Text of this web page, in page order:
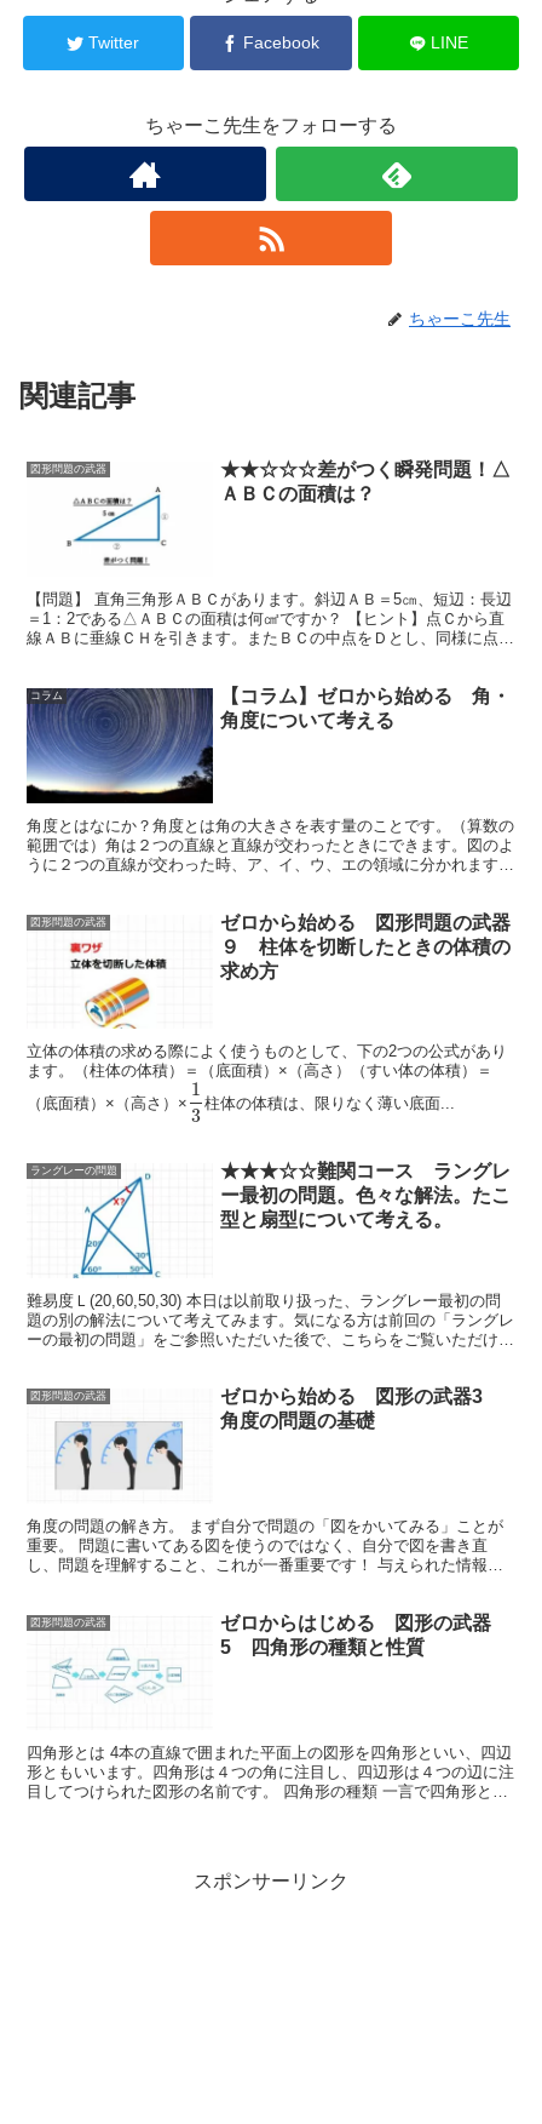
Twitter Facebook LINE
ちゃーこ先生をフォローする
ちゃーこ先生
関連記事
図形問題の武器
★★☆☆☆差がつく瞬発問題！△
ＡＢＣの面積は？
【問題】 直角三角形ＡＢＣがあります。斜辺ＡＢ＝5㎝、短辺：長辺
＝1：2である△ＡＢＣの面積は何㎠ですか？ 【ヒント】点Ｃから直
線ＡＢに垂線ＣＨを引きます。またＢＣの中点をＤとし、同様に点Ｄ
コラム
【コラム】ゼロから始める 角・
角度について考える
角度とはなにか？角度とは角の大きさを表す量のことです。（算数の
範囲では）角は２つの直線と直線が交わったときにできます。図のよ
うに２つの直線が交わった時、ア、イ、ウ、エの領域に分かれます
図形問題の武器
ゼロから始める 図形問題の武器
９ 柱体を切断したときの体積の
求め方
立体の体積の求める際によく使うものとして、下の2つの公式があり
ます。（柱体の体積）＝（底面積）×（高さ）（すい体の体積）＝
（底面積）×（高さ）×
1
3
柱体の体積は、限りなく薄い底面...
ラングレーの問題
★★★☆☆難関コース ラングレ
ー最初の問題。色々な解法。たこ
型と扇型について考える。
難易度Ｌ(20,60,50,30) 本日は以前取り扱った、ラングレー最初の問
題の別の解法について考えてみます。気になる方は前回の「ラングレ
ーの最初の問題」をご参照いただいた後で、こちらをご覧いただけれ
図形問題の武器
ゼロから始める 図形の武器3
角度の問題の基礎
角度の問題の解き方。 まず自分で問題の「図をかいてみる」ことが
重要。 問題に書いてある図を使うのではなく、自分で図を書き直
し、問題を理解すること、これが一番重要です！ 与えられた情報
図形問題の武器
ゼロからはじめる 図形の武器
5 四角形の種類と性質
四角形とは 4本の直線で囲まれた平面上の図形を四角形といい、四辺
形ともいいます。四角形は４つの角に注目し、四辺形は４つの辺に注
目してつけられた図形の名前です。 四角形の種類 一言で四角形と言
スポンサーリンク